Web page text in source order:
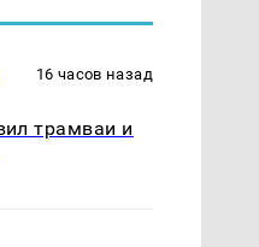
16 часов назад
трамваи и